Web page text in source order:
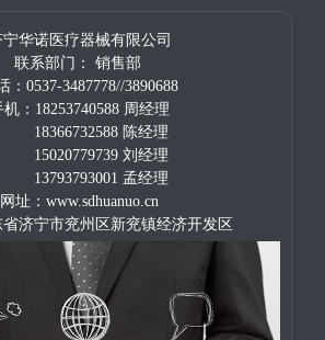
宁华诺医疗器械有限公司
联系部门： 销售部
：0537-3487778//3890688
机：18253740588 周经理
陈经理
刘经理
孟经理
网址：www.sdhuanuo.cn
济宁市兖州区新兖镇经济开发区